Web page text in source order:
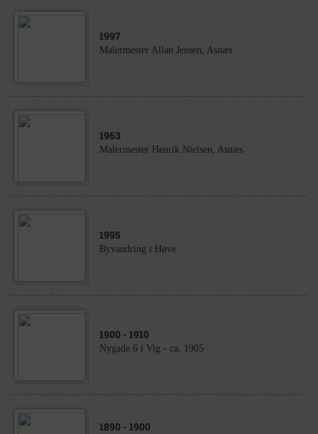
1997
Malermester Allan Jensen, Asnæs
1963
Malermester Henrik Nielsen, Asnæs
1995
Byvandring i Høve
1900 - 1910
Nygade 6 i Vig - ca. 1905
1890 - 1900